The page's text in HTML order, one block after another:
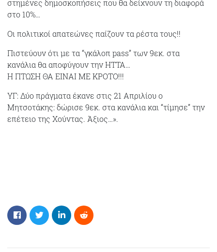
στημένες δημοσκοπήσεις που θα δείχνουν τη διαφορά
στο 10%…
Οι πολιτικοί απατεώνες παίζουν τα ρέστα τους!!
Πιστεύουν ότι με τα “γκάλοπ pass” των 9εκ. στα
κανάλια θα αποφύγουν την ΗΤΤΑ…
Η ΠΤΩΣΗ ΘΑ ΕΙΝΑΙ ΜΕ ΚΡΟΤΟ!!!
ΥΓ: Δύο πράγματα έκανε στις 21 Απριλίου ο
Μητσοτάκης: δώρισε 9εκ. στα κανάλια και “τίμησε” την
επέτειο της Χούντας. Άξιος…».